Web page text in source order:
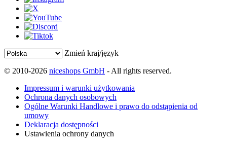
Zmień kraj/język
© 2010-2026 niceshops GmbH - All rights reserved.
Impressum i warunki użytkowania
Ochrona danych osobowych
Ogólne Warunki Handlowe i prawo do odstąpienia od
umowy
Deklaracja dostępności
Ustawienia ochrony danych